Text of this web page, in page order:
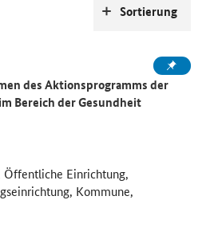
des Aktionsprogramms der
Bereich der Gesundheit
Einrichtung,
Kommune,
Sortierung